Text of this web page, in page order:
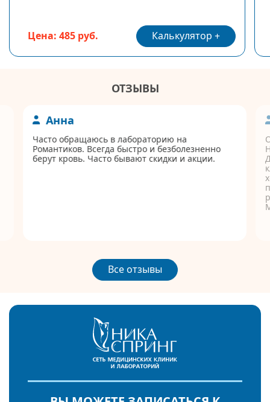
Цена: 485 руб. Калькулятор
ОТЗЫВЫ
Анна
Часто обращаюсь в лабораторию на
Романтиков. Всегда быстро и безболезненно
берут кровь. Часто бывают скидки и акции.
Все отзывы